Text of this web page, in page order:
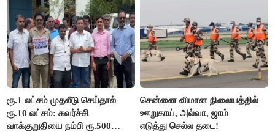
ரூ.1 லட்சம் முதலீடு செய்தால்
ரூ.10 லட்சம்: கவர்ச்சி
வாக்குறுதியை நம்பி ரூ.500
சென்னை விமான நிலையத்தில்
ஊறுகாய், அல்வா, ஜாம்
எடுத்து செல்ல தடை!